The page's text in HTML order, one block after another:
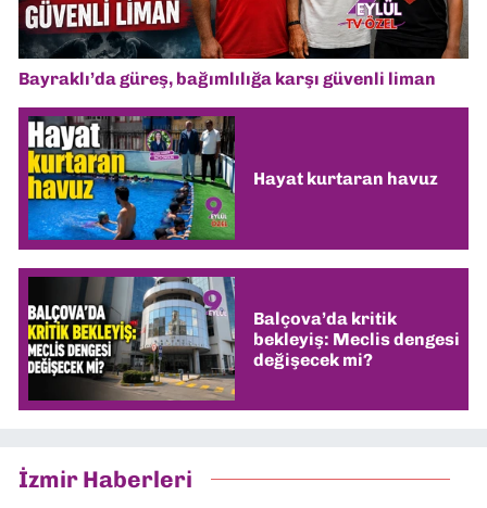
Bayraklı’da güreş, bağımlılığa karşı güvenli liman
Hayat kurtaran havuz
Balçova’da kritik
bekleyiş: Meclis dengesi
değişecek mi?
İzmir Haberleri